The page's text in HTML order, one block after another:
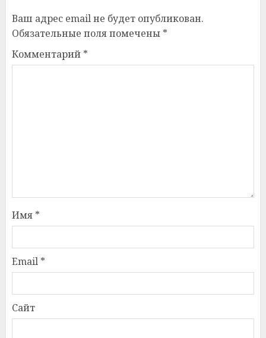
Ваш адрес email не будет опубликован.
Обязательные поля помечены *
Комментарий *
Имя *
Email *
Сайт